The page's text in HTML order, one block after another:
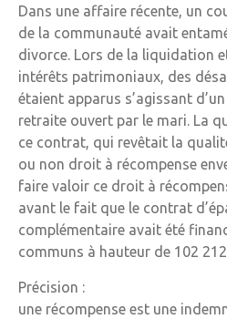
Dans une affaire récente, un
de la communauté avait
divorce. Lors de la liquidation
intérêts patrimoniaux, des
étaient apparus s’agissant
retraite ouvert par le mari. La
ce contrat, qui revêtait la
ou non droit à récompense
faire valoir ce droit à
avant le fait que le contrat
complémentaire avait été
communs à hauteur de 102
Précision :
une récompense est une